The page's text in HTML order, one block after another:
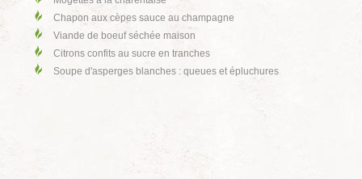
Chapon aux cèpes sauce au champagne
Viande de boeuf séchée maison
Citrons confits au sucre en tranches
Soupe d'asperges blanches : queues et épluchures